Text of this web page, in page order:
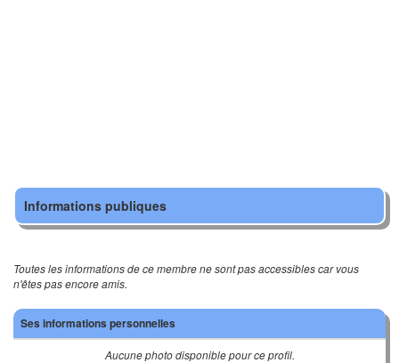
Informations publiques
Toutes les informations de ce membre ne sont pas accessibles car vous
n'êtes pas encore amis.
Ses informations personnelles
Aucune photo disponible pour ce profil.